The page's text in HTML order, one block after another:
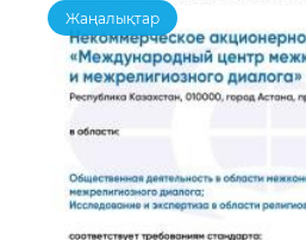
Жаңалықтар